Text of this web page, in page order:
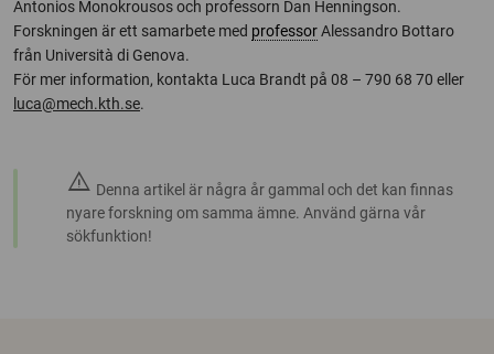
Antonios Monokrousos och professorn Dan Henningson.
Forskningen är ett samarbete med professorAlessandro Bottaro
från Università di Genova.
För mer information, kontakta Luca Brandt på 08 – 790 68 70 eller
luca@mech.kth.se.
warning Denna artikel är några år gammal och det kan finnas
nyare forskning om samma ämne. Använd gärna vår
sökfunktion!